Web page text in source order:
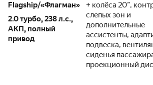
Flagship/«Флагман»
2.0 турбо, 238 л.с.,
АКП, полный
привод
+ колёса 20”,
слепых зон и
дополнительные
ассистенты,
подвеска,
сиденья
проекционный